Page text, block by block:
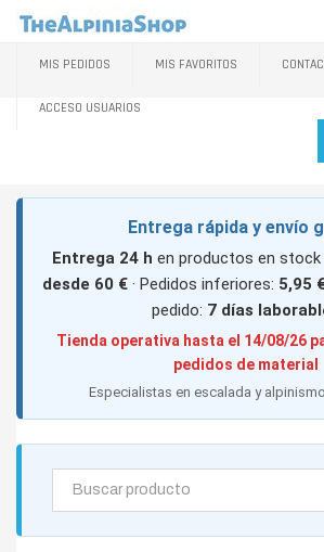
MIS PEDIDOS MIS FAVORITOS
ACCESO USUARIOS
Entrega rápida y envío
Entrega 24 h en productos en stock
desde 60 € · Pedidos inferiores: 5,95
pedido: 7 días
Tienda operativa hasta el 14/08/26
pedidos de material
Especialistas en escalada y